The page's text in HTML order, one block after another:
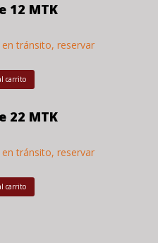
12 MTK
tránsito, reservar
carrito
22 MTK
tránsito, reservar
carrito